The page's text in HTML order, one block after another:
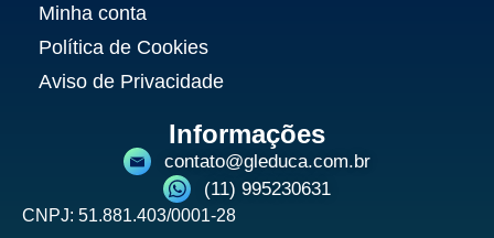
Minha conta
Política de Cookies
Aviso de Privacidade
Informações
contato@gleduca.com.br
(11) 995230631
CNPJ: 51.881.403/0001-28